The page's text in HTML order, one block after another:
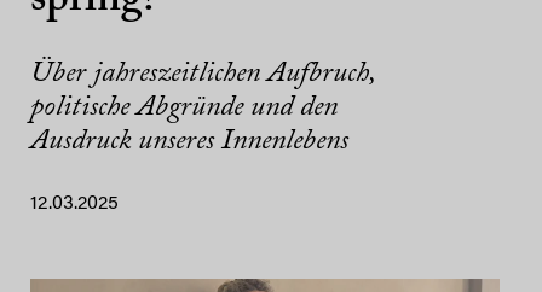
Über jahreszeitlichen Aufbruch,
politische Abgründe und den
Ausdruck unseres Innenlebens
12.03.2025